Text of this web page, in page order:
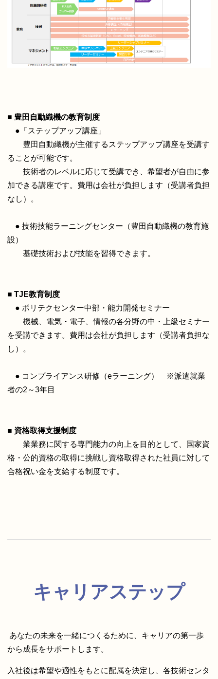
■ 豊田自動織機の教育制度
●「ステップアップ講座」
豊田自動織機が主催するステップアップ講座を受講す
ることが可能です。
技術者のレベルに応じて受講でき、希望者が自由に参
加できる講座です。費用は会社が負担します（受講者負担
なし）。
● 技術技能ラーニングセンター（豊田自動織機の教育施
設）
基礎技術および技能を習得できます。
■ TJE教育制度
● ポリテクセンター中部・能力開発セミナー
機械、電気・電子、情報の各分野の中・上級セミナー
を受講できます。費用は会社が負担します（受講者負担な
し）。
● コンプライアンス研修（eラーニング） ※派遣就業
者の2～3年目
■ 資格取得支援制度
業業務に関する専門能力の向上を目的として、国家資
格・公的資格の取得に挑戦し資格取得された社員に対して
合格祝い金を支給する制度です。
キャリアステップ
あなたの未来を一緒につくるために、キャリアの第一歩
から成長をサポートします。
入社後は希望や適性をもとに配属を決定し、各技術センタ